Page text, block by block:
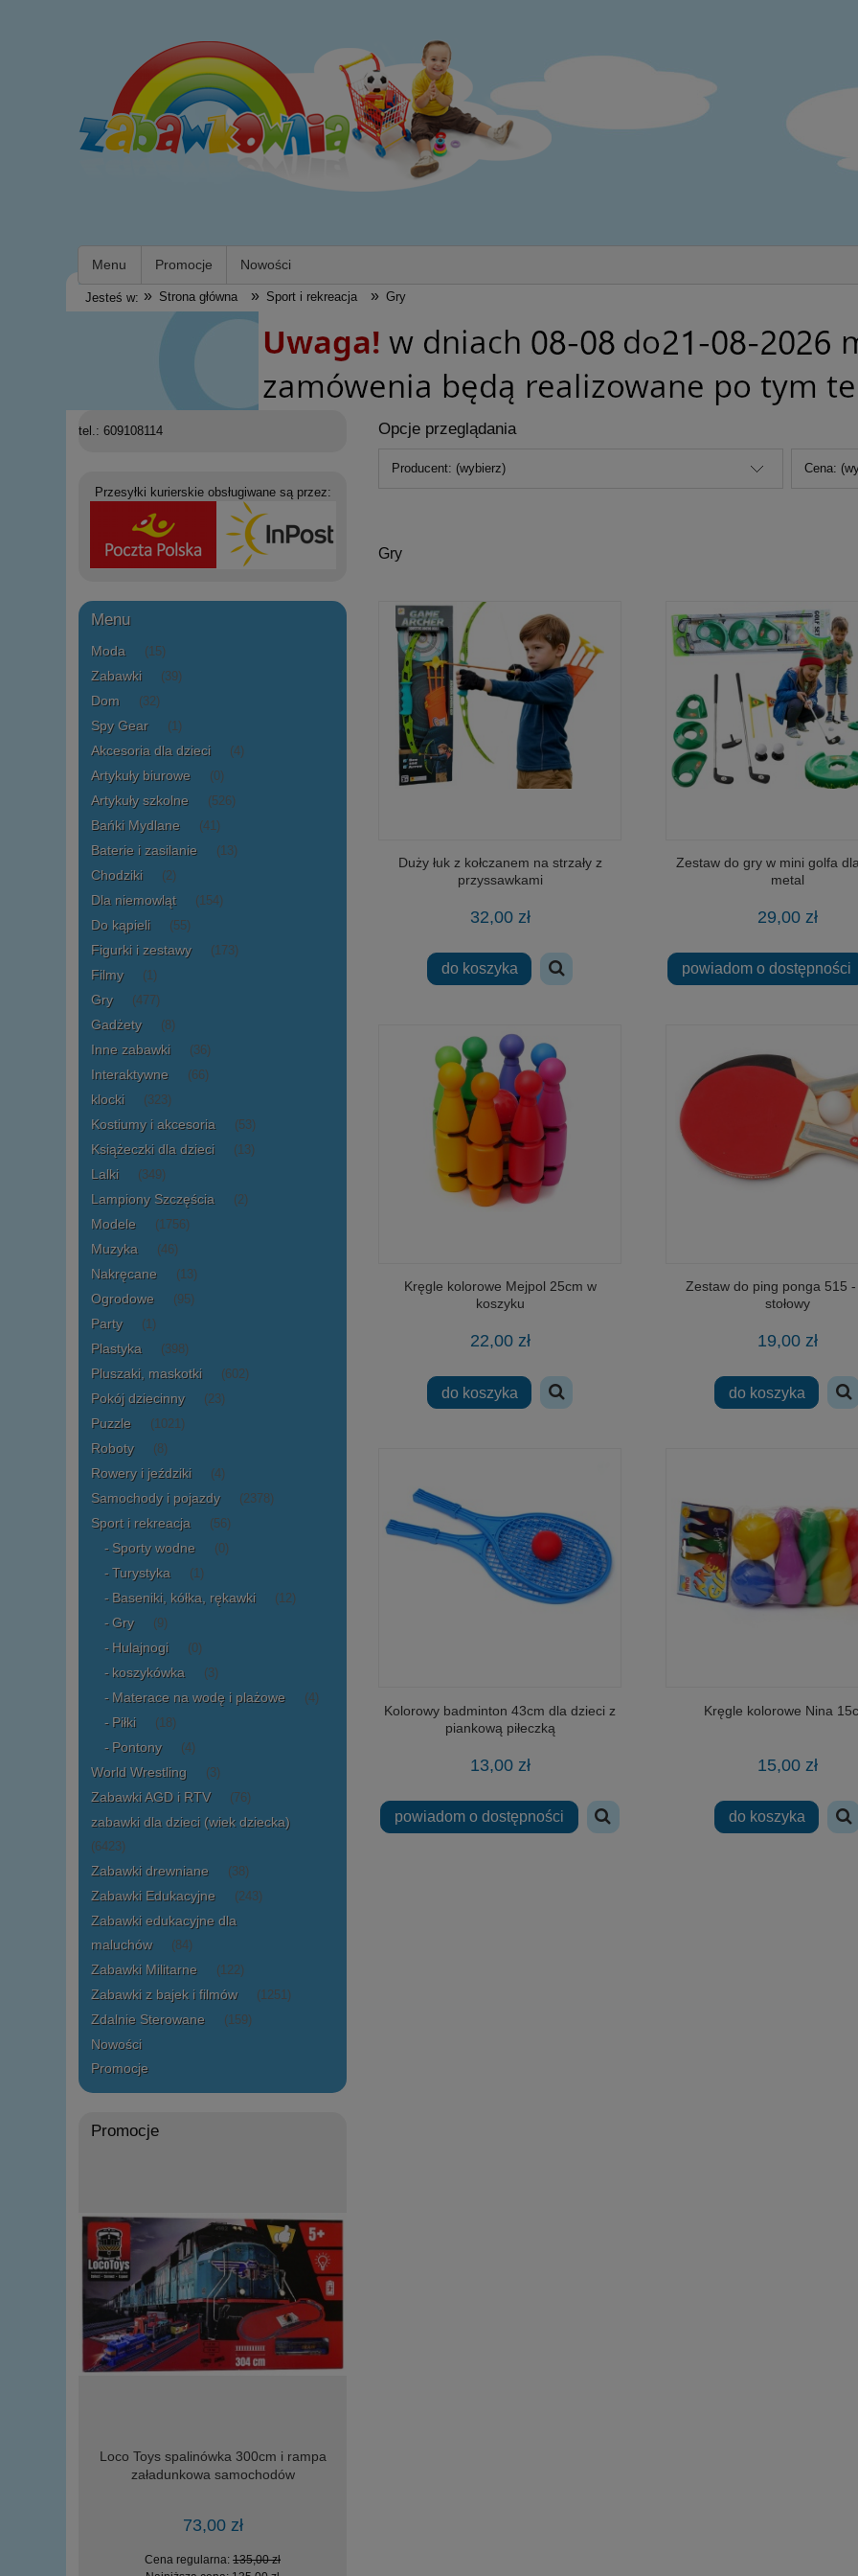
Menu Promocje Nowości
Jesteś w: » Strona główna » Sport i rekreacja » Gry
tel.: 609108114
Przesyłki kurierskie obsługiwane są przez:
Menu
Moda (15)
Zabawki (39)
Dom (32)
Spy Gear (1)
Akcesoria dla dzieci (4)
Artykuły biurowe (0)
Artykuły szkolne (526)
Bańki Mydlane (41)
Baterie i zasilanie (13)
Chodziki (2)
Dla niemowląt (154)
Do kąpieli (55)
Figurki i zestawy (173)
Filmy (1)
Gry (477)
Gadżety (8)
Inne zabawki (36)
Interaktywne (66)
klocki (323)
Kostiumy i akcesoria (53)
Książeczki dla dzieci (13)
Lalki (349)
Lampiony Szczęścia (2)
Modele (1756)
Muzyka (46)
Nakręcane (13)
Ogrodowe (95)
Party (1)
Plastyka (398)
Pluszaki, maskotki (602)
Pokój dziecinny (23)
Puzzle (1021)
Roboty (8)
Rowery i jeździki (4)
Samochody i pojazdy (2378)
Sport i rekreacja (56)
Sporty wodne (0)
Turystyka (1)
Baseniki, kółka, rękawki (12)
Gry (9)
Hulajnogi (0)
koszykówka (3)
Materace na wodę i plażowe (4)
Piłki (18)
Pontony (4)
World Wrestling (3)
Zabawki AGD i RTV (76)
zabawki dla dzieci (wiek dziecka)
(6423)
Zabawki drewniane (38)
Zabawki Edukacyjne (243)
Zabawki edukacyjne dla
maluchów
(84)
Zabawki Militarne (122)
Zabawki z bajek i filmów (1251)
Zdalnie Sterowane (159)
Nowości
Promocje
Promocje
Loco Toys spalinówka 300cm i rampa
załadunkowa samochodów
73,00 zł
Cena regularna: 135,00 zł
Opcje przeglądania
Producent: (wybierz) Cena:
Gry
Duży łuk z kołczanem na strzały z
przyssawkami
32,00 zł
do koszyka
Zestaw do gry w mini golfa
metal
29,00 zł
powiadom o dostępności
Kręgle kolorowe Mejpol 25cm w
koszyku
22,00 zł
do koszyka
Zestaw do ping ponga 515
stołowy
19,00 zł
do koszyka
Kolorowy badminton 43cm dla dzieci z
piankową piłeczką
13,00 zł
powiadom o dostępności
Kręgle kolorowe Nina
15,00 zł
do koszyka